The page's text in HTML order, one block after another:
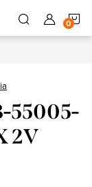
55005-
2V